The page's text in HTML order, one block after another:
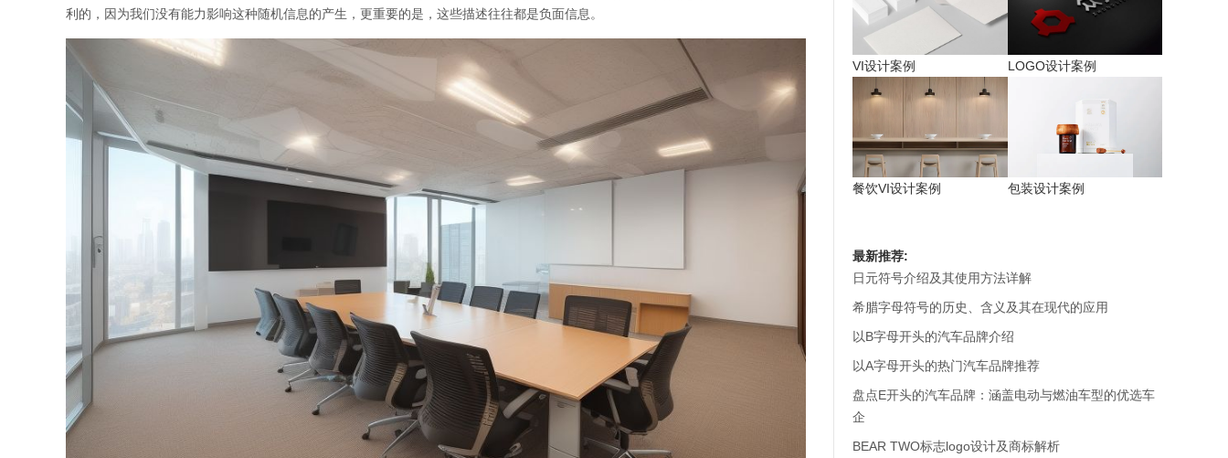
利的，因为我们没有能力影响这种随机信息的产生，更重要的是，这些描述往往都是负面信息。
VI设计案例 LOGO设计案例
餐饮VI设计案例 包装设计案例
最新推荐:
日元符号介绍及其使用方法详解
希腊字母符号的历史、含义及其在现代的应用
以B字母开头的汽车品牌介绍
以A字母开头的热门汽车品牌推荐
盘点E开头的汽车品牌：涵盖电动与燃油车型的优选车
企
BEAR TWO标志logo设计及商标解析